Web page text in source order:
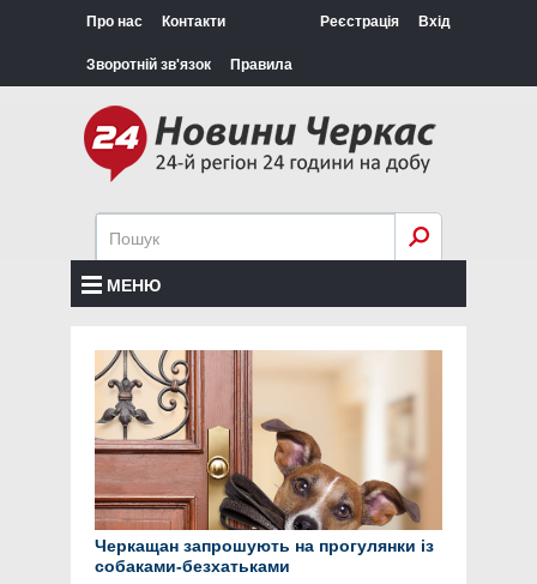
Про нас Контакти
Зворотній зв'язок Правила
Реєстрація Вхід
МЕНЮ
Черкащан запрошують на прогулянки із
собаками-безхатьками